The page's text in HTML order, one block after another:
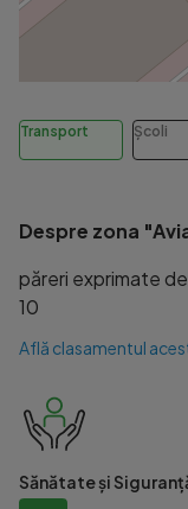
Transport Școli
Despre zona
păreri exprimate
10
Află clasamentul
Sănătate și